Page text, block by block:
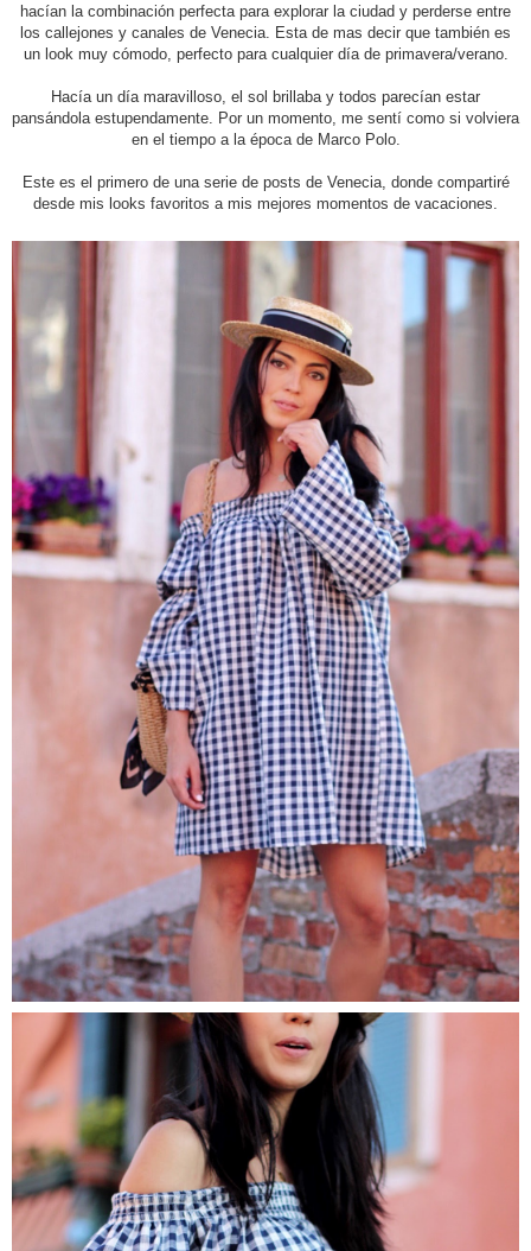
hacían la combinación perfecta para explorar la ciudad y perderse entre
los callejones y canales de Venecia. Esta de mas decir que también es
un look muy cómodo, perfecto para cualquier día de primavera/verano.
Hacía un día maravilloso, el sol brillaba y todos parecían estar
pansándola estupendamente. Por un momento, me sentí como si volviera
en el tiempo a la época de Marco Polo.
Este es el primero de una serie de posts de Venecia, donde compartiré
desde mis looks favoritos a mis mejores momentos de vacaciones.